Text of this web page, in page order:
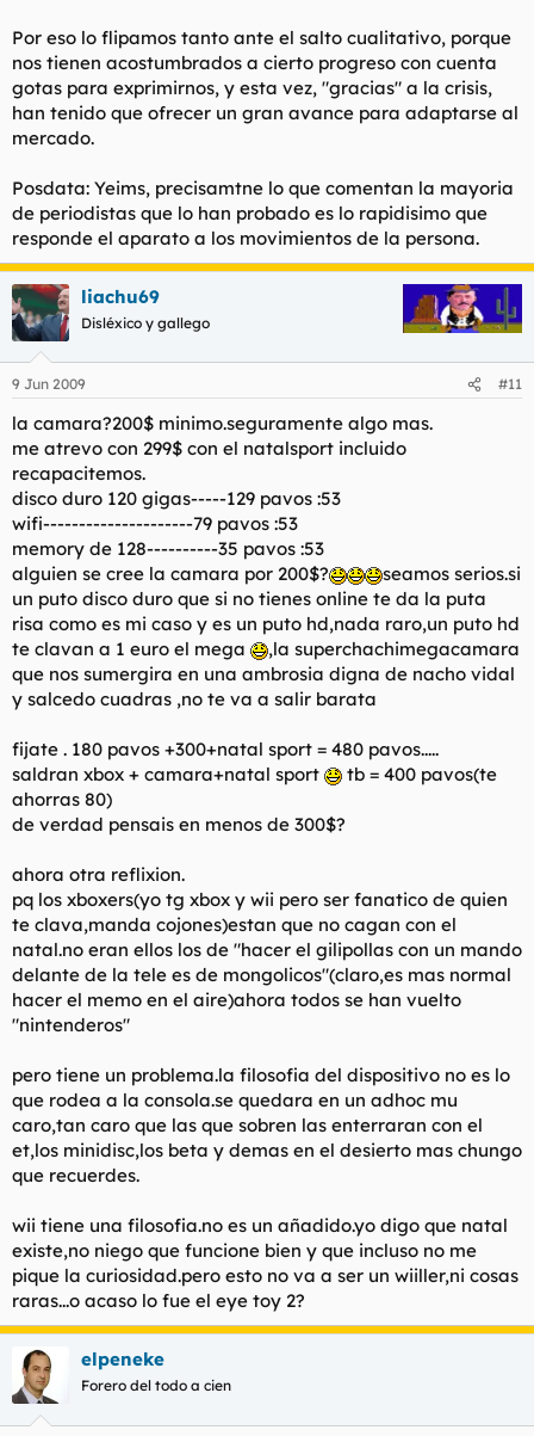
Por eso lo flipamos tanto ante el salto cualitativo, porque
nos tienen acostumbrados a cierto progreso con cuenta
gotas para exprimirnos, y esta vez, "gracias" a la crisis,
han tenido que ofrecer un gran avance para adaptarse al
mercado.
Posdata: Yeims, precisamtne lo que comentan la mayoria
de periodistas que lo han probado es lo rapidisimo que
responde el aparato a los movimientos de la persona.
liachu69
Disléxico y gallego
9 Jun 2009 #11
la camara?200$ minimo.seguramente algo mas.
me atrevo con 299$ con el natalsport incluido
recapacitemos.
disco duro 120 gigas-----129 pavos :53
wifi---------------------79 pavos :53
memory de 128----------35 pavos :53
alguien se cree la camara por 200$?
seamos serios.si
un puto disco duro que si no tienes online te da la puta
risa como es mi caso y es un puto hd,nada raro,un puto hd
te clavan a 1 euro el mega
,la superchachimegacamara
que nos sumergira en una ambrosia digna de nacho vidal
y salcedo cuadras ,no te va a salir barata
fijate . 180 pavos +300+natal sport = 480 pavos.....
saldran xbox + camara+natal sport
tb = 400 pavos(te
ahorras 80)
de verdad pensais en menos de 300$?
ahora otra reflixion.
pq los xboxers(yo tg xbox y wii pero ser fanatico de quien
te clava,manda cojones)estan que no cagan con el
natal.no eran ellos los de "hacer el gilipollas con un mando
delante de la tele es de mongolicos"(claro,es mas normal
hacer el memo en el aire)ahora todos se han vuelto
"nintenderos"
pero tiene un problema.la filosofia del dispositivo no es lo
que rodea a la consola.se quedara en un adhoc mu
caro,tan caro que las que sobren las enterraran con el
et,los minidisc,los beta y demas en el desierto mas chungo
que recuerdes.
wii tiene una filosofia.no es un añadido.yo digo que natal
existe,no niego que funcione bien y que incluso no me
pique la curiosidad.pero esto no va a ser un wiiller,ni cosas
raras...o acaso lo fue el eye toy 2?
elpeneke
Forero del todo a cien